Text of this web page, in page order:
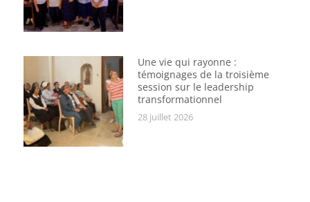
Une vie qui rayonne :
témoignages de la troisième
session sur le leadership
transformationnel
28 juillet 2026